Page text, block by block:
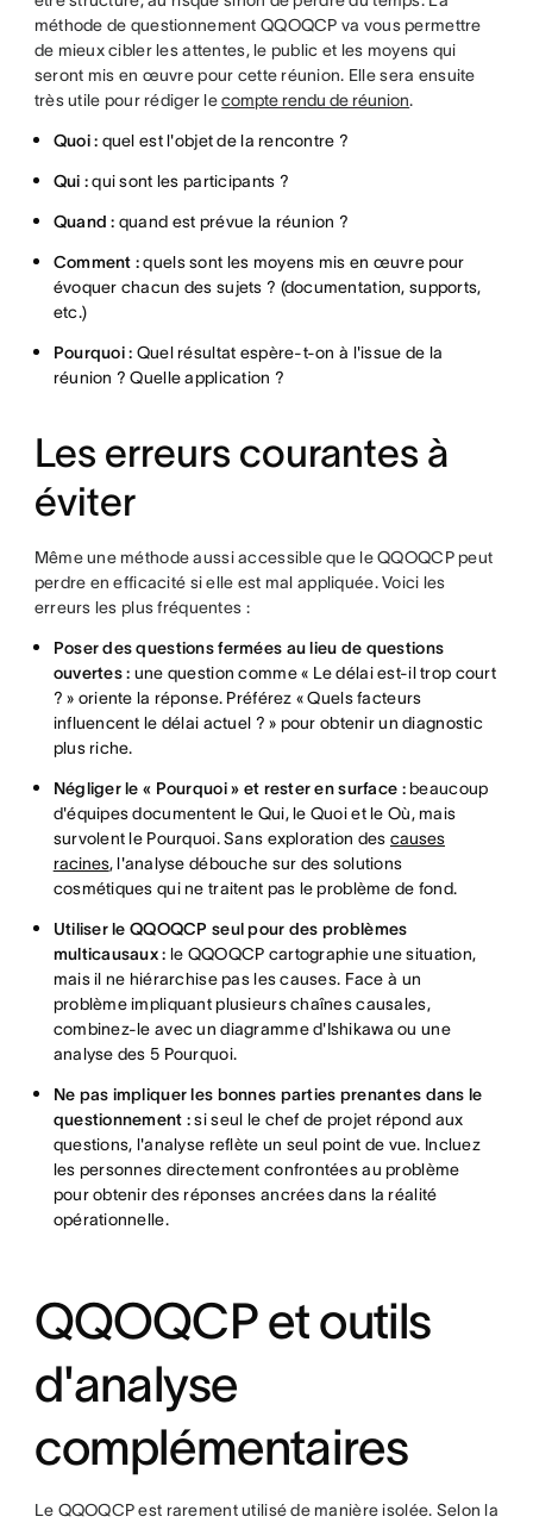
méthode de questionnement QQOQCP va vous permettre
de mieux cibler les attentes, le public et les moyens qui
seront mis en œuvre pour cette réunion. Elle sera ensuite
très utile pour rédiger lecompte rendu de réunion.
Quoi : quel est l'objet de la rencontre ?
Qui :qui sont les participants ?
Quand : quand est prévue la réunion ?
Comment :quels sont les moyens mis en œuvre pour
évoquer chacun des sujets ? (documentation, supports,
etc.)
Pourquoi : Quel résultat espère-t-on à l'issue de la
réunion ? Quelle application ?
Les erreurs courantes à
éviter
Même une méthode aussi accessible que le QQOQCP peut
perdre en efficacité si elle est mal appliquée. Voici les
erreurs les plus fréquentes :
Poser des questions fermées au lieu de questions
ouvertes : une question comme « Le délai est-il trop court
? » oriente la réponse. Préférez « Quels facteurs
influencent le délai actuel ? » pour obtenir un diagnostic
plus riche.
Négliger le « Pourquoi » et rester en surface :beaucoup
d'équipes documentent le Qui, le Quoi et le Où, mais
survolent le Pourquoi. Sans exploration des causes
racines, l'analyse débouche sur des solutions
cosmétiques qui ne traitent pas le problème de fond.
Utiliser le QQOQCP seul pour des problèmes
multicausaux : le QQOQCP cartographie une situation,
mais il ne hiérarchise pas les causes. Face à un
problème impliquant plusieurs chaînes causales,
combinez-le avec un diagramme d'Ishikawa ou une
analyse des 5 Pourquoi.
Ne pas impliquer les bonnes parties prenantes dans le
questionnement :si seul le chef de projet répond aux
questions, l'analyse reflète un seul point de vue. Incluez
les personnes directement confrontées au problème
pour obtenir des réponses ancrées dans la réalité
opérationnelle.
QQOQCP et outils
d'analyse
complémentaires
Le QQOQCP est rarement utilisé de manière isolée. Selon la